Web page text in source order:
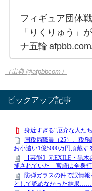
フィギュア団体
「りくりゅう」
ナ五輪
（出典 @afpbbcom）
ピックアップ記事